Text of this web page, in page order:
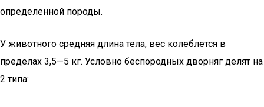
определенной породы.
У животного средняя длина тела, вес колеблется в
пределах 3,5—5 кг. Условно беспородных дворняг делят на
2 типа: